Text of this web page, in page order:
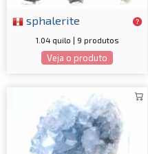
sphalerite
1.04 quilo | 9 produtos
Veja o produto